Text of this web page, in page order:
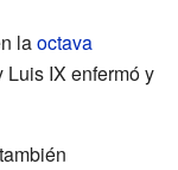
laoctava
Luis IX enfermó y